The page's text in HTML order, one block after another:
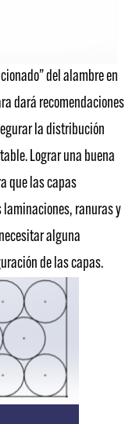
del alambre en
dará recomendaciones
la distribución
Lograr una buena
que las capas
laminaciones, ranuras y
alguna
de las capas.